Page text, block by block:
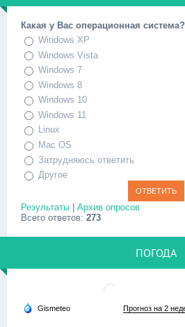
Какая у Вас операционная система?
Windows XP
Windows Vista
Windows 7
Windows 8
Windows 10
Windows 11
Linux
Mac OS
Затрудняюсь ответить
Другое
Результаты | Архив опросов
Всего ответов: 273
ПОГОДА